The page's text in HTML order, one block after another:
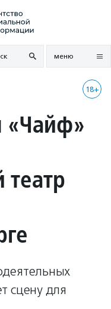
меню
18+
«Чайф»
театр
сцену для